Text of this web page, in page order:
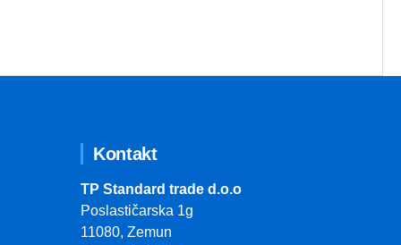
Kontakt
TP Standard trade d.o.o
Poslastičarska 1g
11080, Zemun